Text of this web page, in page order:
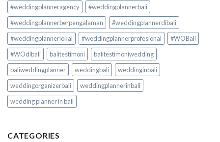
#weddingplanneragency
#weddingplannerbali
#weddingplannerberpengalaman
#weddingplannerdibali
#weddingplannerlokal
#weddingplannerprofesional
#WOBali
#WOdibali
balitestimoni
balitestimoniwedding
baliweddingplanner
weddingbali
weddinginbali
weddingorganizerbali
weddingplannerinbali
wedding planner in bali
CATEGORIES